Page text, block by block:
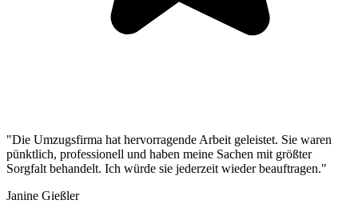
"Die Umzugsfirma hat hervorragende Arbeit geleistet. Sie waren
pünktlich, professionell und haben meine Sachen mit größter
Sorgfalt behandelt. Ich würde sie jederzeit wieder beauftragen."
Janine Gießler